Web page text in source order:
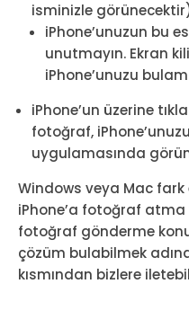
isminizle
iPhone’unuzun bu
unutmayın. Ekran
iPhone’unuzu
iPhone’un üzerine
fotoğraf,
uygulamasında
Windows veya Mac
iPhone’a fotoğraf atma
fotoğraf gönderme
çözüm bulabilmek
kısmından bizlere